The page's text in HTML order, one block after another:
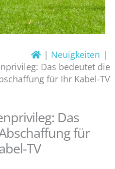
Neuigkeiten
Das bedeutet die
für Ihr Kabel-TV
Das
für
TV